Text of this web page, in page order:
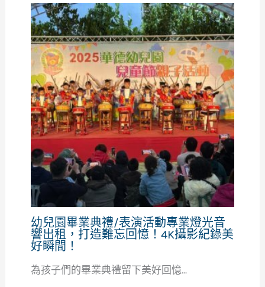
幼兒園畢業典禮/表演活動專業燈光音
響出租，打造難忘回憶！4K攝影紀錄美
好瞬間！
為孩子們的畢業典禮留下美好回憶...